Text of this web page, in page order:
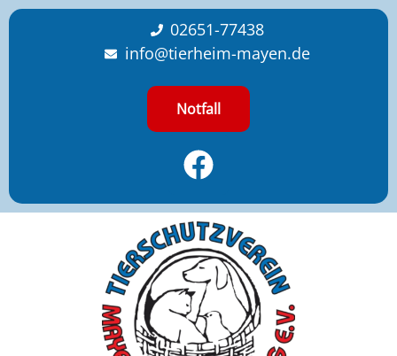
content
02651-77438
info@tierheim-mayen.de
Notfall